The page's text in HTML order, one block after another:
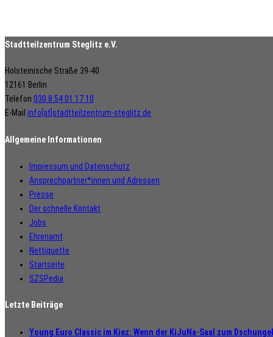
Stadtteilzentrum Steglitz e.V.
Holsteinische Straße 39-40
12161 Berlin
Telefon 030 8 54 01 17 10
E-Mail info[at]stadtteilzentrum-steglitz.de
Allgemeine Informationen
Impressum und Datenschutz
Ansprechpartner*innen und Adressen
Presse
Der schnelle Kontakt
Jobs
Ehrenamt
Nettiquette
Startseite
SZSPedia
Letzte Beiträge
Young Euro Classic im Kiez: Wenn der KiJuNa-Saal zum